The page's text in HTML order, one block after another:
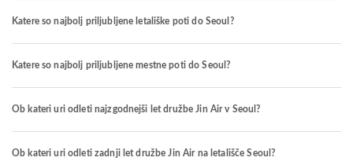
Katere so najbolj priljubljene letališke poti do Seoul?
Katere so najbolj priljubljene mestne poti do Seoul?
Ob kateri uri odleti najzgodnejši let družbe Jin Air v Seoul?
Ob kateri uri odleti zadnji let družbe Jin Air na letališče Seoul?